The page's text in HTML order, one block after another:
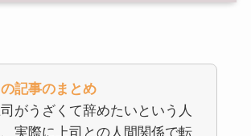
記事のまとめ
司がうざくて辞めたいという人
実際に上司との人間関係で転